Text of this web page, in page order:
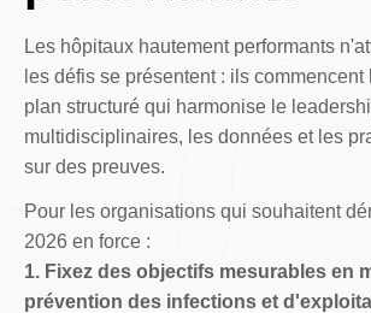
Les hôpitaux hautement performants
les défis se présentent : ils
plan structuré qui harmonise le
multidisciplinaires, les données et les
sur des preuves.
Pour les organisations qui souhaitent
2026 en force :
1. Fixez des objectifs mesurables en
prévention des infections et